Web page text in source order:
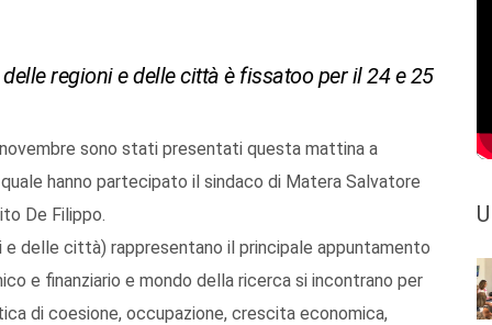
regioni e delle città è fissatoo per il 24 e 25
sono stati presentati questa mattina a
hanno partecipato il sindaco di Matera Salvatore
De Filippo.
e delle città) rappresentano il principale appuntamento
e finanziario e mondo della ricerca si incontrano per
di coesione, occupazione, crescita economica,